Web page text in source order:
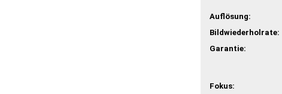
Auflösung:
Bildwiederholrate:
Garantie:
Fokus: